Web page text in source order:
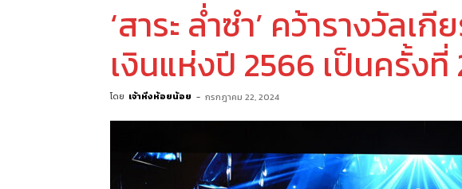
‘สาระ ล่ำซำ’ คว้ารางวัลเ
เงินแห่งปี 2566 เป็นครั้งที่
โดย เจ้าหิ่งห้อยน้อย - กรกฎาคม 22, 2024